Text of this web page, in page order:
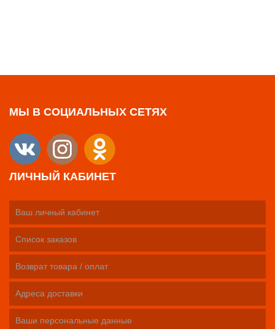
МЫ В СОЦИАЛЬНЫХ СЕТЯХ
ЛИЧНЫЙ КАБИНЕТ
Ваш личный кабинет
Список заказов
Возврат товара / оплат
Адреса доставки
Ваши персональные данные